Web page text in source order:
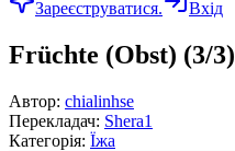
Зареєструватися. Вхід
Früchte (Obst) (3/3)
Автор: chialinhse
Перекладач: Shera1
Категорія: Їжа